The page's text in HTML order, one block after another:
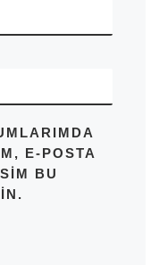
E-POSTA
BU